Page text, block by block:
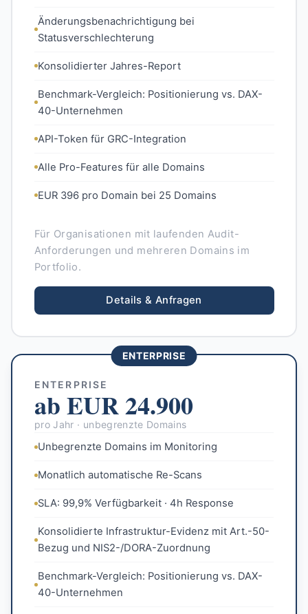
Änderungsbenachrichtigung bei
Statusverschlechterung
Konsolidierter Jahres-Report
Benchmark-Vergleich: Positionierung vs. DAX-
40-Unternehmen
API-Token für GRC-Integration
Alle Pro-Features für alle Domains
EUR 396 pro Domain bei 25 Domains
Für Organisationen mit laufenden Audit-
Anforderungen und mehreren Domains im
Portfolio.
Details & Anfragen
ENTERPRISE
ENTERPRISE
ab EUR 24.900
pro Jahr · unbegrenzte Domains
Unbegrenzte Domains im Monitoring
Monatlich automatische Re-Scans
SLA: 99,9% Verfügbarkeit · 4h Response
Konsolidierte Infrastruktur-Evidenz mit Art.-50-
Bezug und NIS2-/DORA-Zuordnung
Benchmark-Vergleich: Positionierung vs. DAX-
40-Unternehmen